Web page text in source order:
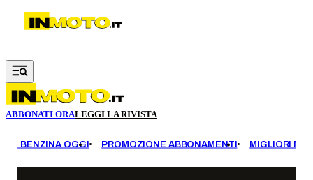
Vai al contenuto principale
ABBONATI ORALEGGI LA RIVISTA
BENZINA OGGI PROMOZIONE ABBONAMENTI MIGLIORI